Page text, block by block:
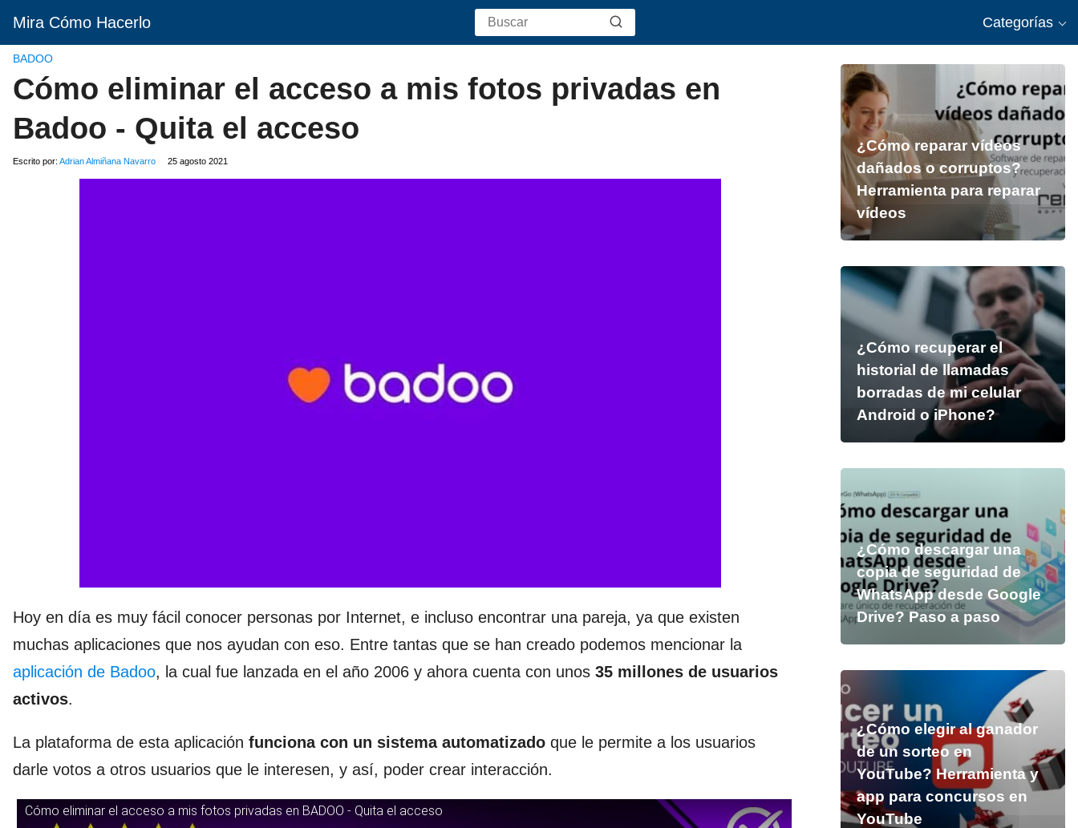
Mira Cómo Hacerlo Categorías
BADOO
Cómo eliminar el acceso a mis fotos privadas en
Badoo - Quita el acceso
Escrito por: Adrian Almiñana Navarro 25 agosto 2021
Hoy en día es muy fácil conocer personas por Internet, e incluso encontrar una pareja, ya que existen
muchas aplicaciones que nos ayudan con eso. Entre tantas que se han creado podemos mencionar la
aplicación de Badoo, la cual fue lanzada en el año 2006 y ahora cuenta con unos 35 millones de usuarios
activos.
La plataforma de esta aplicación funciona con un sistema automatizado que le permite a los usuarios
darle votos a otros usuarios que le interesen, y así, poder crear interacción.
Cómo eliminar el acceso a mis fotos privadas en BADOO - Quita el acceso
¿Cómo reparar vídeos
dañados o corruptos?
Herramienta para reparar
vídeos
¿Cómo recuperar el
historial de llamadas
borradas de mi celular
Android o iPhone?
¿Cómo descargar una
copia de seguridad de
WhatsApp desde Google
Drive? Paso a paso
¿Cómo elegir al ganador
de un sorteo en
YouTube? Herramienta y
app para concursos en
YouTube